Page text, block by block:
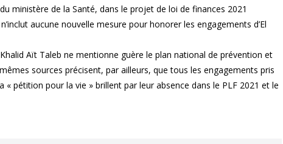
ministère de la Santé, dans le projet de loi de finances 2021
aucune nouvelle mesure pour honorer les engagements d’El
Aït Taleb ne mentionne guère le plan national de prévention et
sources précisent, par ailleurs, que tous les engagements pris
« pétition pour la vie » brillent par leur absence dans le PLF 2021 et le